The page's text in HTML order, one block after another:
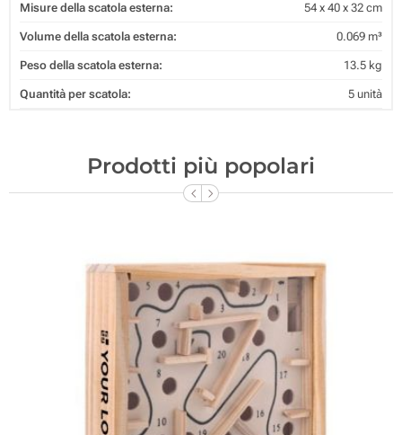
Misure della scatola esterna: 54 x 40 x 32 cm
Volume della scatola esterna: 0.069 m³
Peso della scatola esterna: 13.5 kg
Quantità per scatola: 5 unità
Prodotti più popolari